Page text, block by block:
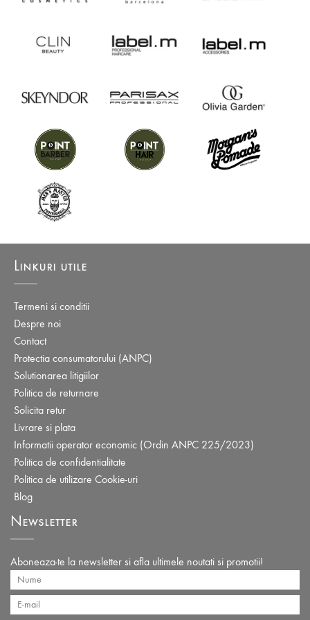
Linkuri utile
Termeni si conditii
Despre noi
Contact
Protectia consumatorului (ANPC)
Solutionarea litigiilor
Politica de returnare
Solicita retur
Livrare si plata
Informatii operator economic (Ordin ANPC 225/2023)
Politica de confidentialitate
Politica de utilizare Cookie-uri
Blog
Newsletter
Aboneaza-te la newsletter si afla ultimele noutati si promotii!